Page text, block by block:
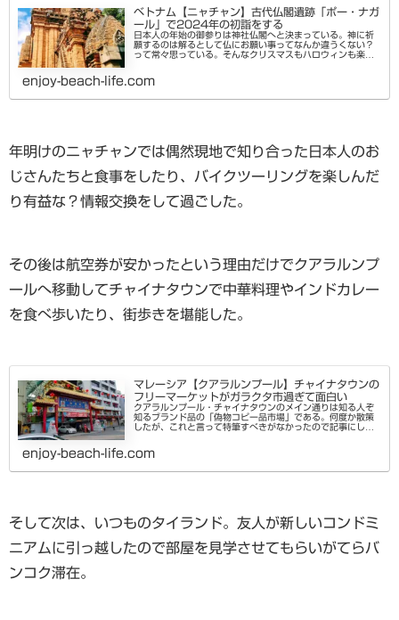
ベトナム【ニャチャン】古代仏閣遺跡「ポー・ナガ
ール」で2024年の初詣をする
日本人の年始の御参りは神社仏閣へと決まっている。神に祈
願するのは解るとして仏にお願い事ってなんか違うくない？
って常々思っている。そんなクリスマスもハロウィンも楽し
enjoy-beach-life.com
年明けのニャチャンでは偶然現地で知り合った日本人のお
じさんたちと食事をしたり、バイクツーリングを楽しんだ
り有益な？情報交換をして過ごした。
その後は航空券が安かったという理由だけでクアラルンプ
ールへ移動してチャイナタウンで中華料理やインドカレー
を食べ歩いたり、街歩きを堪能した。
マレーシア【クアラルンプール】チャイナタウンの
フリーマーケットがガラクタ市過ぎて面白い
クアラルンプール・チャイナタウンのメイン通りは知る人ぞ
知るブランド品の「偽物コピー品市場」である。何度か散策
したが、これと言って特筆すべきがなかったので記事にした
enjoy-beach-life.com
そして次は、いつものタイランド。友人が新しいコンドミ
ニアムに引っ越したので部屋を見学させてもらいがてらバ
ンコク滞在。